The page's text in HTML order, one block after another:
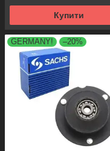
Купити
GERMANY! –20%